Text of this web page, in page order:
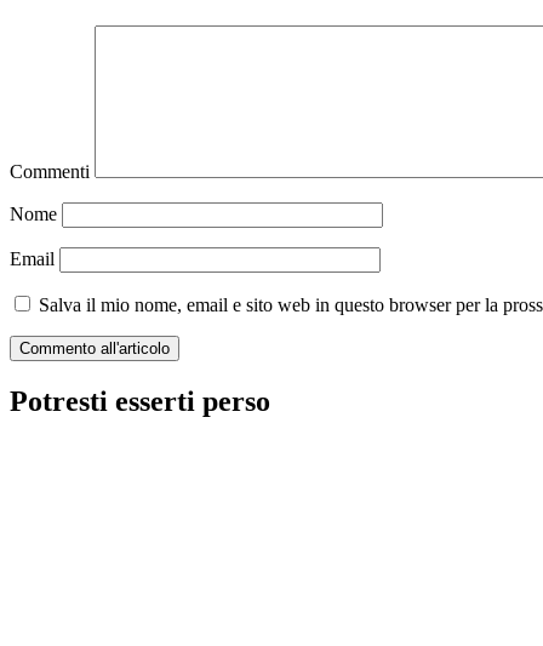
Commenti
Nome
Email
Salva il mio nome, email e sito web in questo browser per la
Potresti esserti perso